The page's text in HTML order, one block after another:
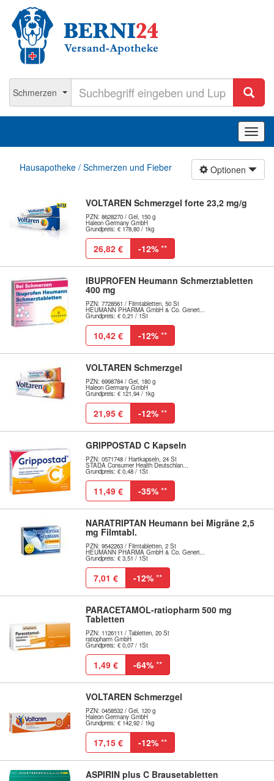
ein-/
Optionen
Hausapotheke / Schmerzen und Fieber
VOLTAREN Schmerzgel forte 23,2 mg/g
PZN: 8628270 / Gel, 150 g
Haleon Germany GmbH
Grundpreis: € 178,80 / 1kg
26,82 € -12% **
IBUPROFEN Heumann Schmerztabletten
400 mg
PZN: 7728561 / Filmtabletten, 50 St
HEUMANN PHARMA GmbH & Co. Generi...
Grundpreis: € 0,21 / 1St
10,42 € -12% **
VOLTAREN Schmerzgel
PZN: 6998784 / Gel, 180 g
Haleon Germany GmbH
Grundpreis: € 121,94 / 1kg
21,95 € -12% **
GRIPPOSTAD C Kapseln
PZN: 0571748 / Hartkapseln, 24 St
STADA Consumer Health Deutschlan...
Grundpreis: € 0,48 / 1St
11,49 € -35% **
NARATRIPTAN Heumann bei Migräne 2,5
mg Filmtabl.
PZN: 9542263 / Filmtabletten, 2 St
HEUMANN PHARMA GmbH & Co. Generi...
Grundpreis: € 3,51 / 1St
7,01 € -12% **
PARACETAMOL-ratiopharm 500 mg
Tabletten
PZN: 1126111 / Tabletten, 20 St
ratiopharm GmbH
Grundpreis: € 0,07 / 1St
1,49 € -64% **
VOLTAREN Schmerzgel
PZN: 0458532 / Gel, 120 g
Haleon Germany GmbH
Grundpreis: € 142,92 / 1kg
17,15 € -12% **
ASPIRIN plus C Brausetabletten